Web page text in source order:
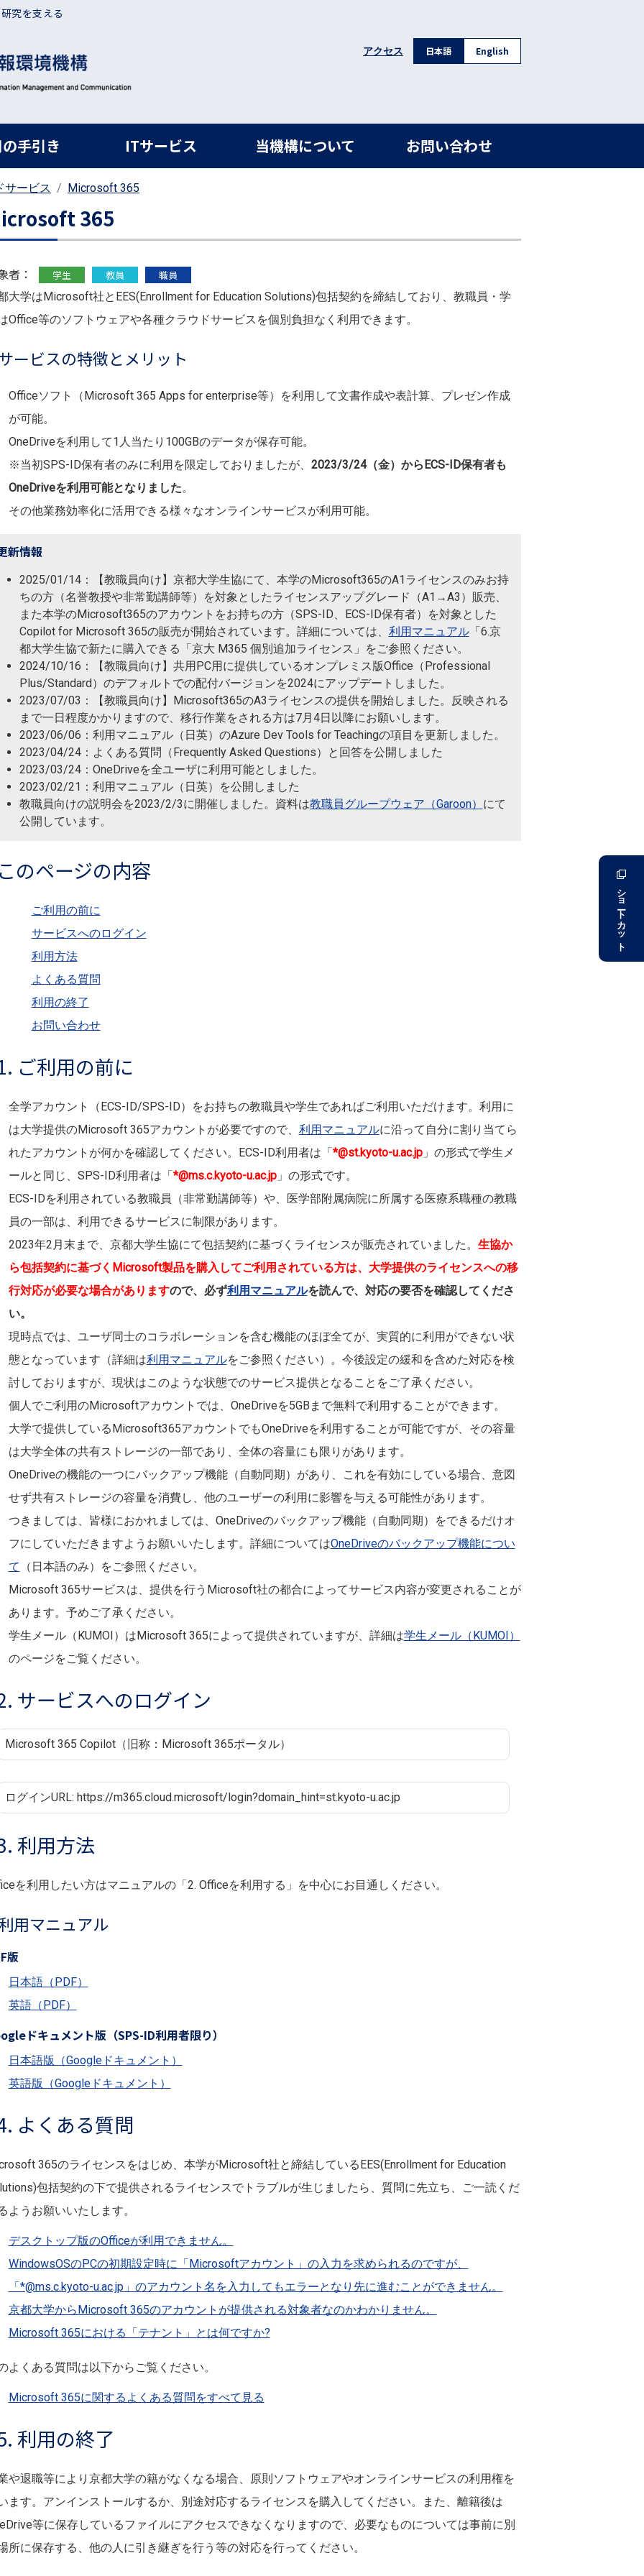
究を支える
アクセス 日本語 English
ナビ
手引き ITサービス 当機構について お問い合わせ
サービス Microsoft 365
365
者： 学生 教員
職員
大学はMicrosoft社とEES(Enrollment for Education Solutions)包括契約を締結しており、教職員・学
Office等のソフトウェアや各種クラウドサービスを個別負担なく利用できます。
ービスの特徴とメリット
Officeソフト（Microsoft 365 Apps for enterprise等）を利用して文書作成や表計算、プレゼン作成
が可能。
OneDriveを利用して1人当たり100GBのデータが保存可能。
※当初SPS-ID保有者のみに利用を限定しておりましたが、 2023/3/24（金）からECS-ID保有者も
OneDriveを利用可能となりました。
その他業務効率化に活用できる様々なオンラインサービスが利用可能。
新情報
2025/01/14：【教職員向け】京都大学生協にて、本学のMicrosoft365のA1ライセンスのみお持
ちの方（名誉教授や非常勤講師等）を対象としたライセンスアップグレード（A1→A3）販売、
また本学のMicrosoft365のアカウントをお持ちの方（SPS-ID、ECS-ID保有者）を対象とした
Copilot for Microsoft 365の販売が開始されています。詳細については、 利用マニュアル「6.京
都大学生協で新たに購入できる「京大 M365 個別追加ライセンス」をご参照ください。
2024/10/16：【教職員向け】共用PC用に提供しているオンプレミス版Office（Professional
Plus/Standard）のデフォルトでの配付バージョンを2024にアップデートしました。
2023/07/03：【教職員向け】Microsoft365のA3ライセンスの提供を開始しました。反映される
まで一日程度かかりますので、移行作業をされる方は7月4日以降にお願いします。
2023/06/06：利用マニュアル（日英）のAzure Dev Tools for Teachingの項目を更新しました。
2023/04/24：よくある質問（Frequently Asked Questions）と回答を公開しました
2023/03/24：OneDriveを全ユーザに利用可能としました。
2023/02/21：利用マニュアル（日英）を公開しました
教職員向けの説明会を2023/2/3に開催しました。資料は教職員グループウェア（Garoon） にて
公開しています。
のページの内容
ご利用の前に
サービスへのログイン
利用方法
よくある質問
利用の終了
お問い合わせ
ご利用の前に
全学アカウント（ECS-ID/SPS-ID）をお持ちの教職員や学生であればご利用いただけます。利用に
は大学提供のMicrosoft 365アカウントが必要ですので、 利用マニュアルに沿って自分に割り当てら
れたアカウントが何かを確認してください。ECS-ID利用者は「*@st.kyoto-u.ac.jp」の形式で学生メ
ールと同じ、SPS-ID利用者は「*@ms.c.kyoto-u.ac.jp」の形式です。
ECS-IDを利用されている教職員（非常勤講師等）や、医学部附属病院に所属する医療系職種の教職
員の一部は、利用できるサービスに制限があります。
2023年2月末まで、京都大学生協にて包括契約に基づくライセンスが販売されていました。 生協か
ら包括契約に基づくMicrosoft製品を購入してご利用されている方は、大学提供のライセンスへの移
行対応が必要な場合がありますので、必ず利用マニュアルを読んで、対応の要否を確認してくださ
い。
現時点では、ユーザ同士のコラボレーションを含む機能のほぼ全てが、実質的に利用ができない状
態となっています（詳細は利用マニュアルをご参照ください）。今後設定の緩和を含めた対応を検
討しておりますが、現状はこのような状態でのサービス提供となることをご了承ください。
個人でご利用のMicrosoftアカウントでは、OneDriveを5GBまで無料で利用することができます。
大学で提供しているMicrosoft365アカウントでもOneDriveを利用することが可能ですが、その容量
は大学全体の共有ストレージの一部であり、全体の容量にも限りがあります。
OneDriveの機能の一つにバックアップ機能（自動同期）があり、これを有効にしている場合、意図
せず共有ストレージの容量を消費し、他のユーザーの利用に影響を与える可能性があります。
つきましては、皆様におかれましては、OneDriveのバックアップ機能（自動同期）をできるだけオ
フにしていただきますようお願いいたします。詳細についてはOneDriveのバックアップ機能につい
て （日本語のみ）をご参照ください。
Microsoft 365サービスは、提供を行うMicrosoft社の都合によってサービス内容が変更されることが
あります。予めご了承ください。
学生メール（KUMOI）はMicrosoft 365によって提供されていますが、詳細は学生メール（KUMOI）
のページをご覧ください。
サービスへのログイン
Microsoft 365 Copilot（旧称：Microsoft 365ポータル）
ログインURL: https://m365.cloud.microsoft/login?domain_hint=st.kyoto-u.ac.jp
利用方法
を利用したい方はマニュアルの「2. Officeを利用する」を中心にお目通しください。
用マニュアル
版
日本語（PDF）
英語（PDF）
ドキュメント版（SPS-ID利用者限り）
日本語版（Googleドキュメント）
英語版（Googleドキュメント）
よくある質問
365のライセンスをはじめ、本学がMicrosoft社と締結しているEES(Enrollment for Education
包括契約の下で提供されるライセンスでトラブルが生じましたら、質問に先立ち、ご一読くだ
ようお願いいたします。
デスクトップ版のOfficeが利用できません。
WindowsOSのPCの初期設定時に「Microsoftアカウント」の入力を求められるのですが、
「*@ms.c.kyoto-u.ac.jp」のアカウント名を入力してもエラーとなり先に進むことができません。
京都大学からMicrosoft 365のアカウントが提供される対象者なのかわかりません。
Microsoft 365における「テナント」とは何ですか?
よくある質問は以下からご覧ください。
Microsoft 365に関するよくある質問をすべて見る
利用の終了
や退職等により京都大学の籍がなくなる場合、原則ソフトウェアやオンラインサービスの利用権を
ます。アンインストールするか、別途対応するライセンスを購入してください。また、離籍後は
等に保存しているファイルにアクセスできなくなりますので、必要なものについては事前に別
所に保存する、他の人に引き継ぎを行う等の対応を行ってください。
ショートカット